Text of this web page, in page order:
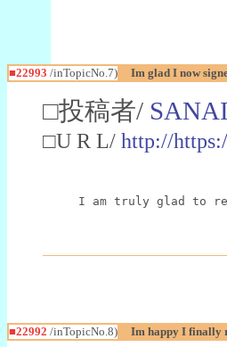
■22993 /inTopicNo.7) Im glad I now
□投稿者/
□U R L/ http://
I am truly glad to
■22992 /inTopicNo.8) Im happy I finally